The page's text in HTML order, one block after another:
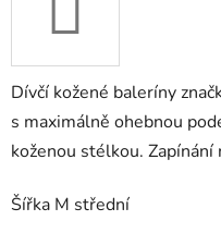
Dívčí kožené baleríny
s maximálně ohebnou
koženou stélkou. Zapínání
Šířka M střední